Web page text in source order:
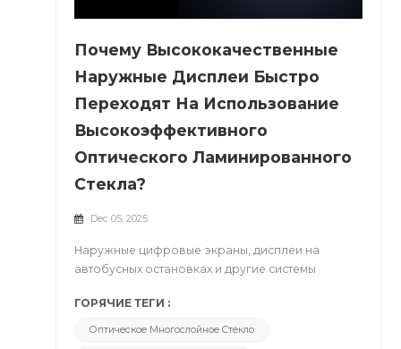
Почему Высококачественные
Наружные Дисплеи Быстро
Переходят На Использование
Высокоэффективного
Оптического Ламинированного
Стекла?
Dec 05, 2025
Наружные цифровые экраны, дисплеи на
автобусных остановках и другие системы
сегодня подвергаются все более суровым
условиям эксплуатации: интенсивному
ГОРЯЧИЕ ТЕГИ :
Оптическое Многослойное Стекло